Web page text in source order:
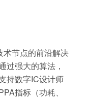
节点的前沿解决
过强大的算法，
持数字IC设计师
指标（功耗、